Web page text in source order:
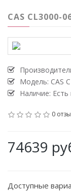
CAS CL3000-
Модель: CAS
Наличие: Есть
0
74639
Доступные